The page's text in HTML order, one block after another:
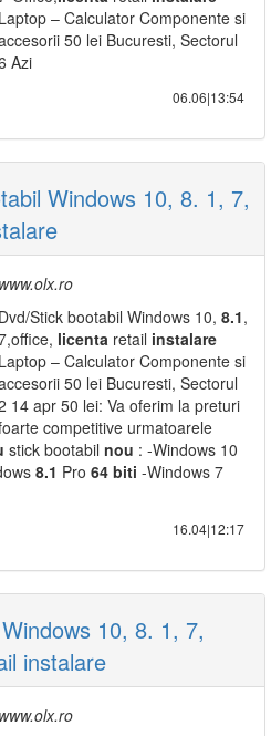
Laptop – Calculator Componente si
50 lei Bucuresti, Sectorul
Azi
06.06|13:54
Windows 10, 8. 1, 7,
www.olx.ro
Dvd/Stick bootabil Windows 10, 8.1,
licenta retail instalare
Laptop – Calculator Componente si
50 lei Bucuresti, Sectorul
14 apr 50 lei: Va oferim la preturi
competitive urmatoarele
stick bootabil nou : -Windows 10
8.1 Pro 64 biti -Windows 7
16.04|12:17
10, 8. 1, 7,
instalare
www.olx.ro